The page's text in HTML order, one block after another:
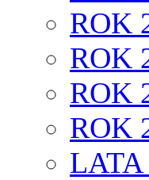
ROK
ROK
ROK
ROK
LATA